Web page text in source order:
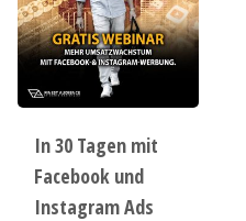
In 30 Tagen mit
Facebook und
Instagram Ads